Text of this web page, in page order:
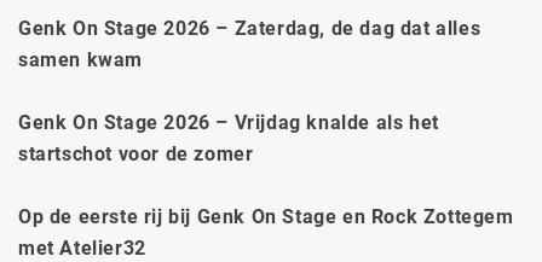
Genk On Stage 2026 – Zaterdag, de dag dat alles
samen kwam
Genk On Stage 2026 – Vrijdag knalde als het
startschot voor de zomer
Op de eerste rij bij Genk On Stage en Rock Zottegem
met Atelier32